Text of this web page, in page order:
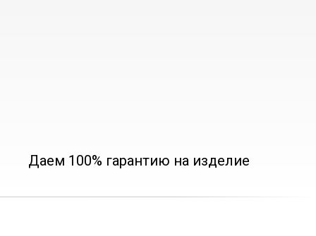
Даем 100% гарантию на изделие